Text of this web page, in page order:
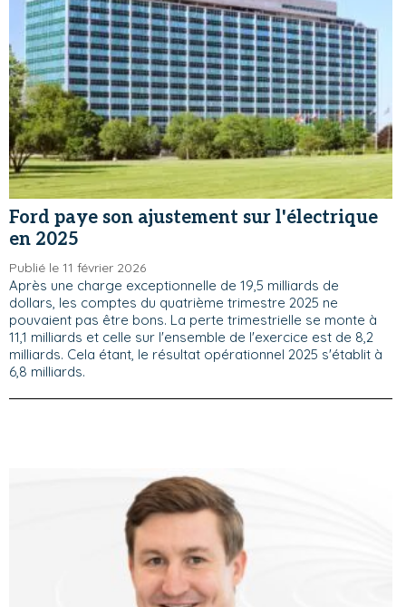
Ford paye son ajustement sur l'électrique
en 2025
Publié le 11 février 2026
Après une charge exceptionnelle de 19,5 milliards de
dollars, les comptes du quatrième trimestre 2025 ne
pouvaient pas être bons. La perte trimestrielle se monte à
11,1 milliards et celle sur l'ensemble de l'exercice est de 8,2
milliards. Cela étant, le résultat opérationnel 2025 s'établit à
6,8 milliards.